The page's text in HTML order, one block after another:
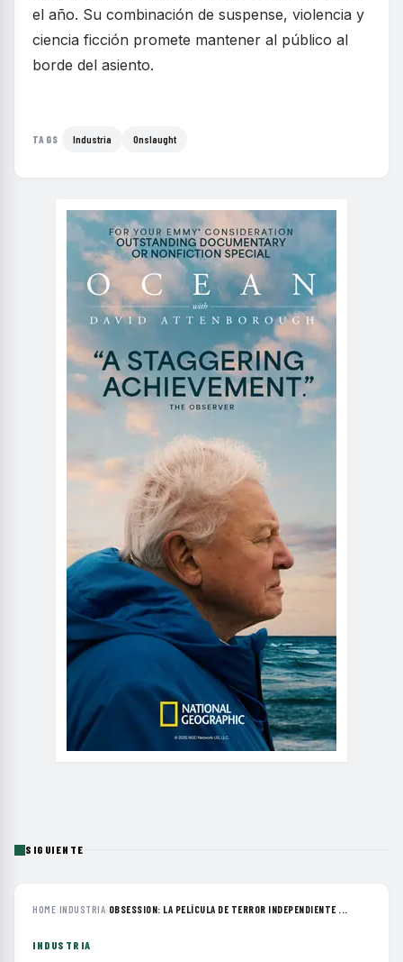
el año. Su combinación de suspense, violencia y
ciencia ficción promete mantener al público al
borde del asiento.
TAGS Industria Onslaught
SIGUIENTE
HOME›INDUSTRIA› OBSESSION: LA PELÍCULA DE TERROR INDEPENDIENTE ...
INDUSTRIA